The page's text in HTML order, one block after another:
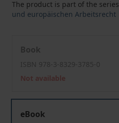
The product is part of the series
und europäischen Arbeitsrecht
Book
ISBN 978-3-8329-3785-0
Not available
eBook